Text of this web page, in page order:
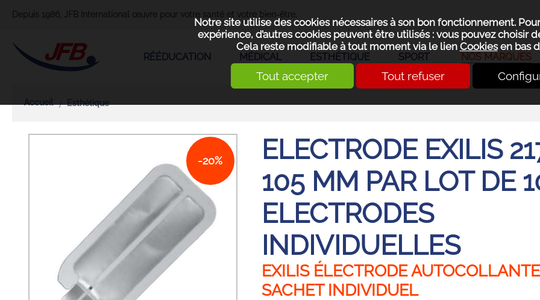
Notre site utilise des cookies nécessaires à son bon fonctionnement.
expérience, d’autres cookies peuvent être utilisés : vous pouvez choisir
Cela reste modifiable à tout moment via le lien Cookiesen bas
Tout accepter Tout refuser
RÉÉDUCATION MÉDICAL ESTHÉTIQUE SPORT NOS MARQUES
Accueil Esthétique
-20%
ELECTRODE EXILIS
105 MM PAR LOT DE
ELECTRODES
INDIVIDUELLES
EXILIS ÉLECTRODE
SACHET INDIVIDUEL